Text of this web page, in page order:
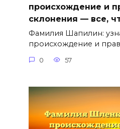
происхождение и
склонения — все,
Фамилия Шапилин:
происхождение и
0 57